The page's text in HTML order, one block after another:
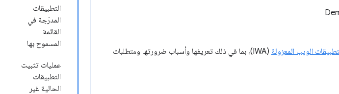
التطبيقات
المدرَجة في
القائمة
المسموح بها
عمليات تثبيت
التطبيقات
الحالية غير
الويب المعزولة
(IWA)، بما في ذلك تعريفها وأسباب ضرورتها ومتطلبات